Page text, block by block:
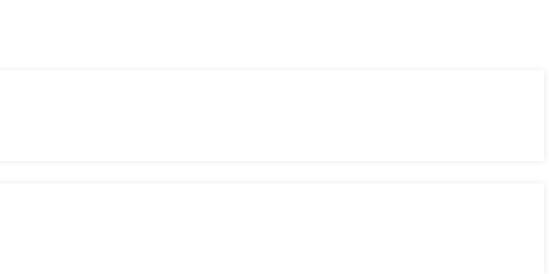
sans complications.
du marché.
des plateformes et des dApps.